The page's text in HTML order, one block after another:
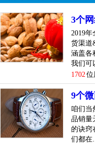
做微商找货源卖，那么
有哪些一手货源渠道？
微商怎么找一手货源？
微商找一手货源：阿里
做电商的人都知道，阿
可以直接去阿里巴巴找。
微商找一手货源：到批
3个
2019
货渠道
涵盖各
我们可
1702 位
9个
咱们当
品销量
的诀窍
们都在